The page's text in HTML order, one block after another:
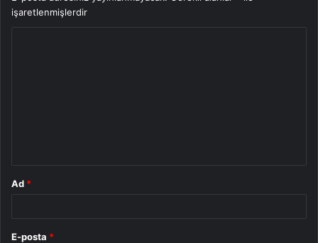
işaretlenmişlerdir
Ad *
E-posta *